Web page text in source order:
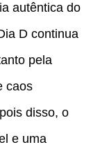
autêntica do
D continua
pela
caos
disso, o
e uma